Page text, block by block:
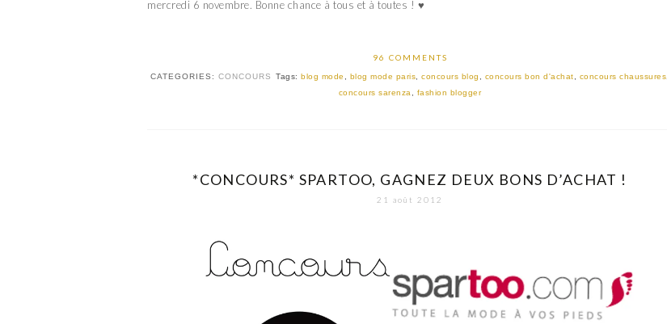
mercredi 6 novembre. Bonne chance à tous et à toutes ! ♥
96 COMMENTS
CATEGORIES:CONCOURS Tags:blog mode blog mode paris ,concours blog concours bon d'achat concours chaussures
concours sarenza
fashion blogger
*CONCOURS* SPARTOO, GAGNEZ DEUX BONS D’ACHAT !
21 août 2012